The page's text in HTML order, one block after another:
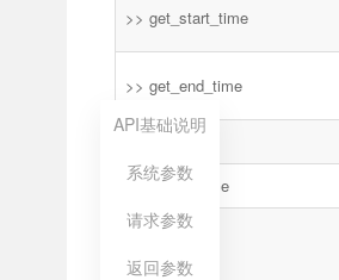
API基础说明
系统参数
请求参数
返回参数
>> get_start_time
>> get_end_time
>> shop_id
>> shop_name
>> score